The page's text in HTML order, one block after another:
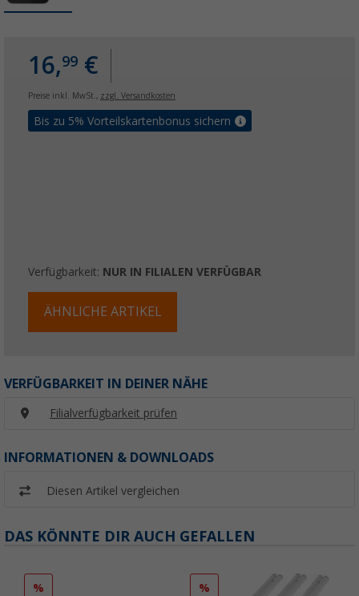
16,99 €
Preise inkl. MwSt., zzgl. Versandkosten
Bis zu 5% Vorteilskartenbonus sichern
Verfügbarkeit: NUR IN FILIALEN VERFÜGBAR
ÄHNLICHE ARTIKEL
VERFÜGBARKEIT IN DEINER NÄHE
Filialverfügbarkeit prüfen
INFORMATIONEN & DOWNLOADS
Diesen Artikel vergleichen
DAS KÖNNTE DIR AUCH GEFALLEN
% %